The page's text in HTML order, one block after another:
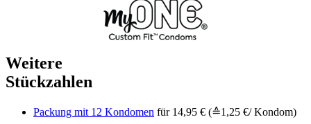
Weitere
Stückzahlen
Packung mit 12 Kondomen für 14,95 € (≙1,25 €/ Kondom)